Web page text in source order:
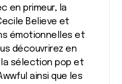
en primeur, la
Believe et
émotionnelles et
découvrirez en
sélection pop et
ainsi que les